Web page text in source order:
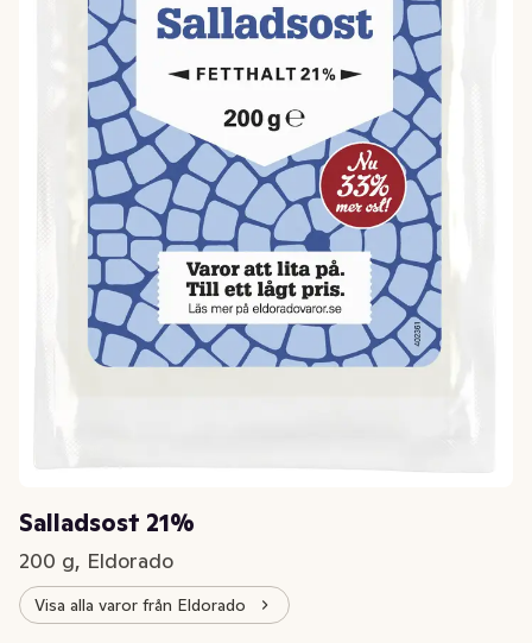
Salladsost 21%
200 g, Eldorado
Visa alla varor från Eldorado